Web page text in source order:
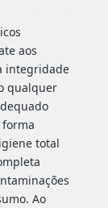
aos
integridade
qualquer
total
Ao